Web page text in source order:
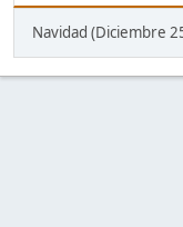
Navidad (Diciembre